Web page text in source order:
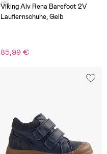
(0)
Viking Alv Rena Barefoot 2V
Lauflernschuhe, Gelb
85,99 €